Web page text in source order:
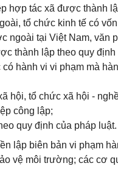
hợp tác xã được thành
tổ chức kinh tế có
ngoài tại Việt Nam, văn
thành lập theo quy
hành vi vi phạm mà
hội, tổ chức xã hội -
công lập;
quy định của pháp luật.
lập biên bản vi phạm
vệ môi trường; các cơ